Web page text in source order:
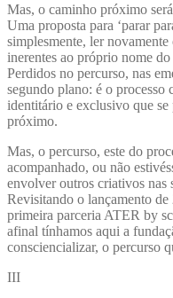
Mas, o caminho próximo
Uma proposta para ‘parar
simplesmente, ler
inerentes ao próprio nome
Perdidos no percurso, nas
segundo plano: é o processo
identitário e exclusivo que
próximo.
Mas, o percurso, este do
acompanhado, ou não
envolver outros criativos nas
Revisitando o lançamento de
primeira parceria ATER by
afinal tínhamos aqui a
consciencializar, o percurso
III